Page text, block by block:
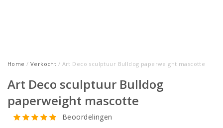
Home / Verkocht / Art Deco sculptuur Bulldog paperweight mascotte
Art Deco sculptuur Bulldog
paperweight mascotte
Beoordelingen